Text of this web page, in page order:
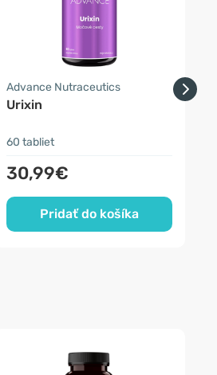
Advance Nutraceutics
Urixin
60 tabliet
30,99€
Pridať do košíka